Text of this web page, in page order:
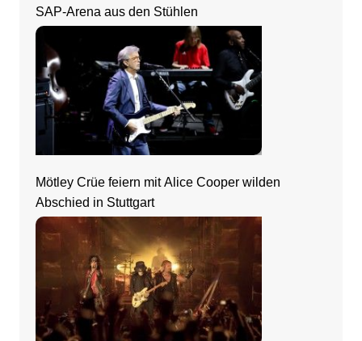
SAP-Arena aus den Stühlen
Mötley Crüe feiern mit Alice Cooper wilden
Abschied in Stuttgart